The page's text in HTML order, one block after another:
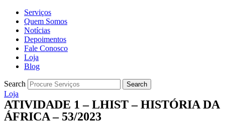
Serviços
Quem Somos
Notícias
Depoimentos
Fale Conosco
Loja
Blog
Search Search
Loja
ATIVIDADE 1 – LHIST – HISTÓRIA DA
ÁFRICA – 53/2023